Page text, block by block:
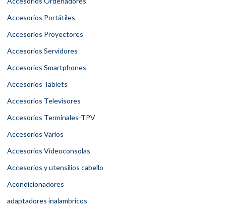
Accesorios Portátiles
Accesorios Proyectores
Accesorios Servidores
Accesorios Smartphones
Accesorios Tablets
Accesorios Televisores
Accesorios Terminales-TPV
Accesorios Varios
Accesorios Videoconsolas
Accesorios y utensilios cabello
Acondicionadores
adaptadores inalambricos